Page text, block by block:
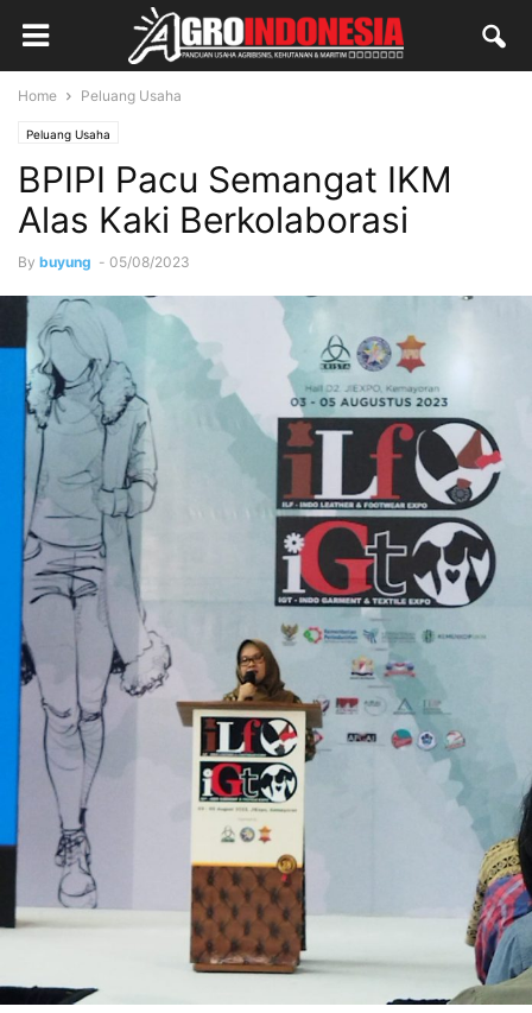
Home Peluang Usaha
Peluang Usaha
BPIPI Pacu Semangat IKM
Alas Kaki Berkolaborasi
By buyung - 05/08/2023